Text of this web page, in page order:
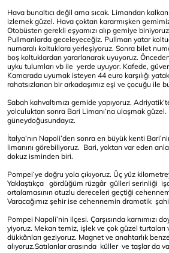
Hava bunaltıcı değil ama sıcak. Limandan
izlemek güzel. Hava çoktan kararmışken
Otobüsten gerekli eşyamızı alıp gemiye
Pullmanlarda geceleyeceğiz. Pullman yatar
numaralı koltuklara yerleşiyoruz. Sonra bilet
boş koltuklardan yararlanarak uyuyoruz. Önceden
uyku tulumları vb ile yerde uyuyor. Kafede,
Kamarada uyumak isteyen 44 euro karşılığı
rahatsızlanan bir arkadaşımız eşi ve çocuğu ile
Sabah kahvaltımızı gemide yapıyoruz.
yolculuktan sonra Bari Limanı’na ulaşmak güzel.
güneydoğusundayız.
İtalya’nın Napoli’den sonra en büyük kenti
limanını görebiliyoruz. Bari, yoktan var eden
dokuz isminden biri.
Pompei’ye doğru yola çıkıyoruz. Üç yüz
Yaklaştıkça gördüğüm rüzgâr gülleri serinliği
ortalamasının otuzlu dereceleri geçtiği
Varacağımız şehir ise cehennemin dramatik
Pompei Napoli’nin ilçesi. Çarşısında karnımızı
yiyoruz. Mekan temiz, işlek ve çok güzel
dükkânları geziyoruz. Magnet ve anahtarlık
alıyoruz.Satılanlar arasında küller ve taşlar da